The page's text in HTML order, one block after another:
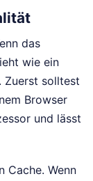
das
wie ein
Zuerst solltest
Browser
und lässt
Cache. Wenn